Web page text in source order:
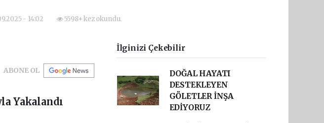
- 14:02 5598+ kez okundu.
ABONE OL
Yakalandı
İlginizi Çekebilir
DOĞAL HAYATI
DESTEKLEYEN
GÖLETLER İNŞA
EDİYORUZ